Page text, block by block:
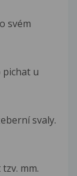
svém
pichat u
svaly.
mm.